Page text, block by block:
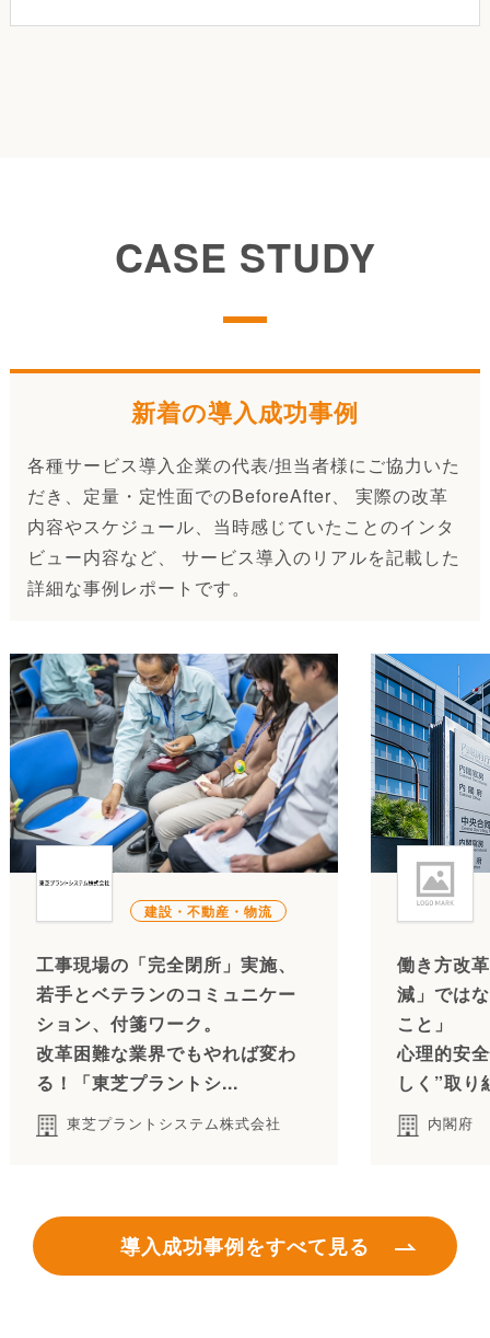
CASE STUDY
新着の導入成功事例
各種サービス導入企業の代表/担当者様にご協力いた
だき、定量・定性面でのBeforeAfter、 実際の改革
内容やスケジュール、当時感じていたことのインタ
ビュー内容など、 サービス導入のリアルを記載した
詳細な事例レポートです。
建設・不動産・物流
工事現場の「完全閉所」実施、
若手とベテランのコミュニケー
ション、付箋ワーク。
改革困難な業界でもやれば変わ
る！「東芝プラントシ...
東芝プラントシステム株式会社
働き方改
減」では
こと」
心理的安
しく”取り
内閣府
導入成功事例をすべて見る